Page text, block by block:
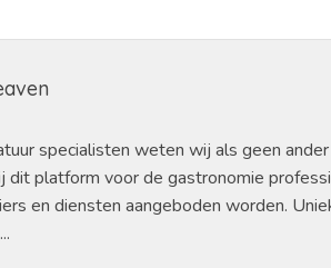
specialisten weten wij als geen
dit platform voor de gastronomie
en diensten aangeboden worden.